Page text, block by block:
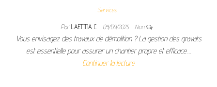
Services
ParLAETITIA C 04/09/2025 Non
Vous envisagez des travaux de démolition ? La gestion des gravats
est essentielle pour assurer un chantier propre et efficace.…
Continuer la lecture